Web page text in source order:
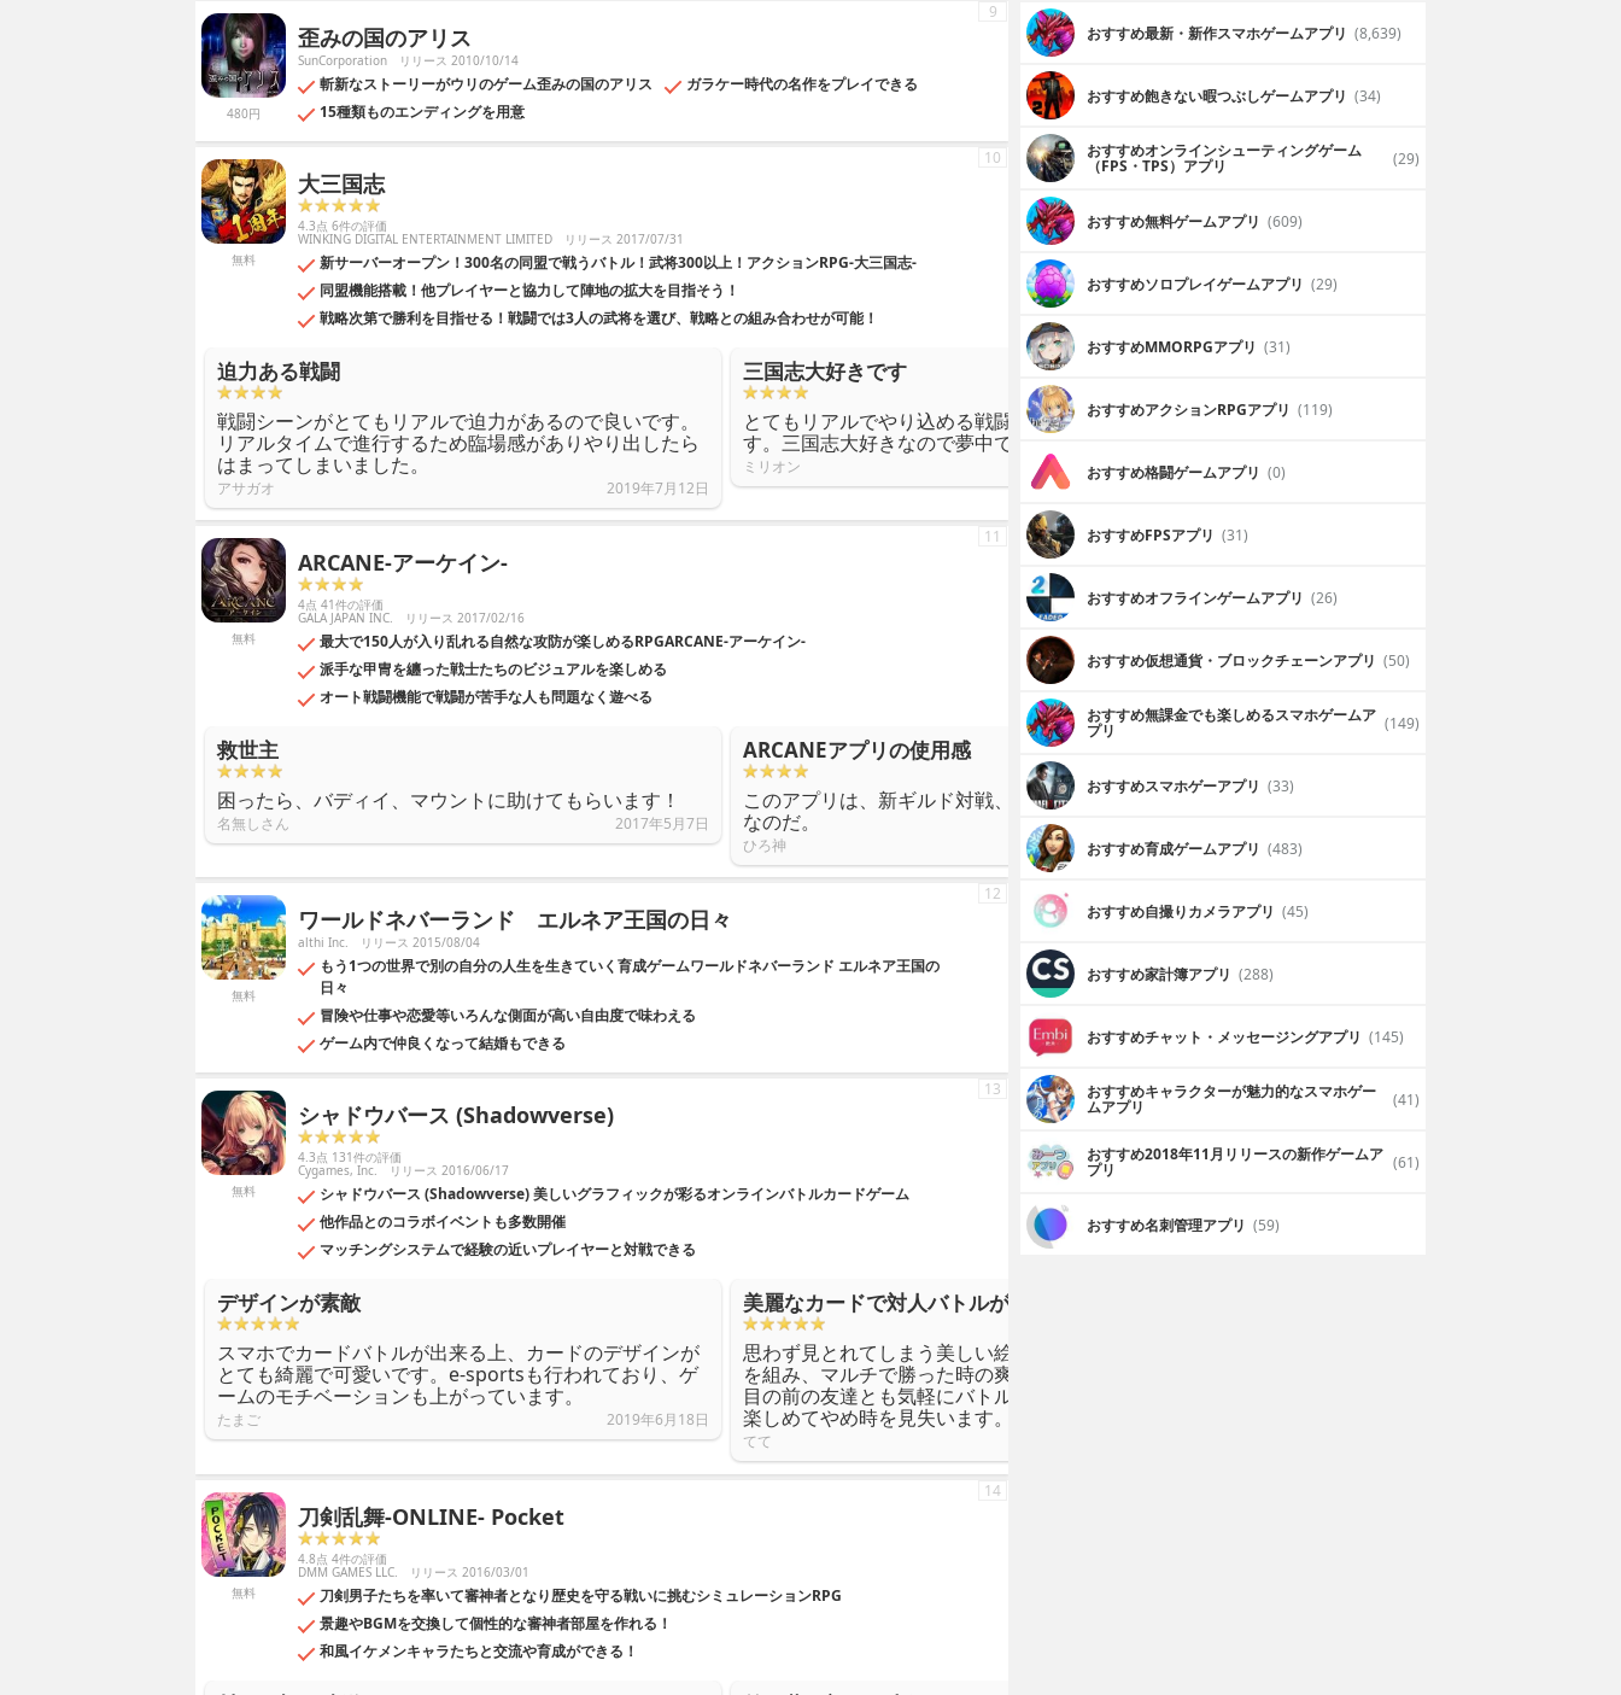
480円
歪みの国のアリス
SunCorporation リリース 2010/10/14
斬新なストーリーがウリのゲーム歪みの国のアリス
ガラケー時代の名作をプレイできる
15種類ものエンディングを用意
9
無料
大三国志
4.3点 6件の評価
WINKING DIGITAL ENTERTAINMENT LIMITED リリース 2017/07/31
新サーバーオープン！300名の同盟で戦うバトル！武将300以上！アクションRPG-大三国志-
同盟機能搭載！他プレイヤーと協力して陣地の拡大を目指そう！
戦略次第で勝利を目指せる！戦闘では3人の武将を選び、戦略との組み合わせが可能！
10
迫力ある戦闘
戦闘シーンがとてもリアルで迫力があるので良いです。
リアルタイムで進行するため臨場感がありやり出したら
はまってしまいました。
アサガオ 2019年7月12日
三国志大好きです
とてもリアルでやり込める戦闘シーンがとても面白いで
す。三国志大好きなので夢中ですね。
ミリオン 2019年7月10日
強キャラでごり押しとかはできないで
ノブコ
無料
ARCANE-アーケイン-
4点 41件の評価
GALA JAPAN INC. リリース 2017/02/16
最大で150人が入り乱れる自然な攻防が楽しめるRPGARCANE-アーケイン-
派手な甲冑を纏った戦士たちのビジュアルを楽しめる
オート戦闘機能で戦闘が苦手な人も問題なく遊べる
11
救世主
困ったら、バディイ、マウントに助けてもらいます！
名無しさん 2017年5月7日
ARCANEアプリの使用感
このアプリは、新ギルド対戦、ギルドアジト戦のゲーム
なのだ。
ひろ神 2017年4月28日
150人同時対戦が可能って書いてあった
名無しさん
無料
ワールドネバーランド エルネア王国の日々
althi Inc. リリース 2015/08/04
もう1つの世界で別の自分の人生を生きていく育成ゲームワールドネバーランド エルネア王国の
日々
冒険や仕事や恋愛等いろんな側面が高い自由度で味わえる
ゲーム内で仲良くなって結婚もできる
12
無料
シャドウバース (Shadowverse)
4.3点 131件の評価
Cygames, Inc. リリース 2016/06/17
シャドウバース (Shadowverse) 美しいグラフィックが彩るオンラインバトルカードゲーム
他作品とのコラボイベントも多数開催
マッチングシステムで経験の近いプレイヤーと対戦できる
13
デザインが素敵
スマホでカードバトルが出来る上、カードのデザインが
とても綺麗で可愛いです。e-sportsも行われており、ゲ
ームのモチベーションも上がっています。
たまご 2019年6月18日
美麗なカードで対人バトルが楽しい！
思わず見とれてしまう美しい絵柄のカードを集めデッキ
を組み、マルチで勝った時の爽快感はたまらないです。
目の前の友達とも気軽にバトルできるので、仲間同士で
楽しめてやめ時を見失います。
てて
無料
刀剣乱舞-ONLINE- Pocket
4.8点 4件の評価
DMM GAMES LLC. リリース 2016/03/01
刀剣男子たちを率いて審神者となり歴史を守る戦いに挑むシミュレーションRPG
景趣やBGMを交換して個性的な審神者部屋を作れる！
和風イケメンキャラたちと交流や育成ができる！
14
おすすめ最新・新作スマホゲームアプリ (8,639)
おすすめ飽きない暇つぶしゲームアプリ (34)
おすすめオンラインシューティングゲーム
（FPS・TPS）アプリ (29)
おすすめ無料ゲームアプリ (609)
おすすめソロプレイゲームアプリ (29)
おすすめ MMORPGアプリ (31)
おすすめアクションRPGアプリ (119)
おすすめ格闘ゲームアプリ (0)
おすすめFPSアプリ (31)
おすすめオフラインゲームアプリ (26)
おすすめ仮想通貨・ブロックチェーンアプリ (50)
おすすめ無課金でも楽しめるスマホゲームア
プリ (149)
おすすめスマホゲーアプリ (33)
おすすめ育成ゲームアプリ (483)
おすすめ自撮りカメラアプリ (45)
おすすめ家計簿アプリ (288)
おすすめチャット・メッセージングアプリ (145)
おすすめキャラクターが魅力的なスマホゲー
ムアプリ (41)
おすすめ2018年11月リリースの新作ゲームア
プリ (61)
おすすめ名刺管理アプリ (59)